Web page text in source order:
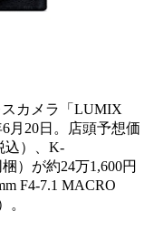
カメラ「LUMIX
月20日。店頭予想価
込）、K-
）が約24万1,600円
F4-7.1 MACRO
。